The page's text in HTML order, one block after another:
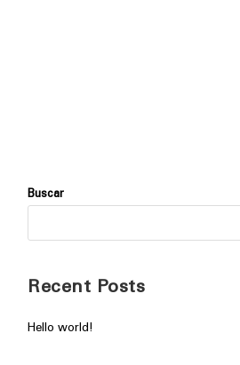
Buscar
Recent Posts
Hello world!